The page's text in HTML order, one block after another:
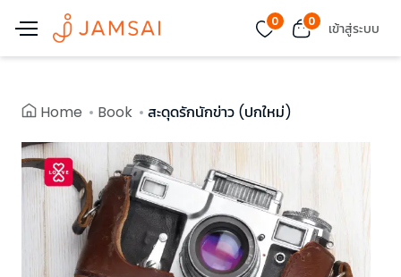
0 0 เข้าสู่ระบบ
Home Book สะดุดรักนักข่าว (ปกใหม่)